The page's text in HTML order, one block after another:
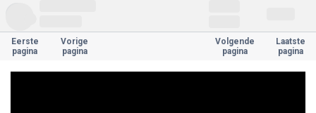
Eerste
pagina
Vorige
pagina
Volgende
pagina
Laatste
pagina